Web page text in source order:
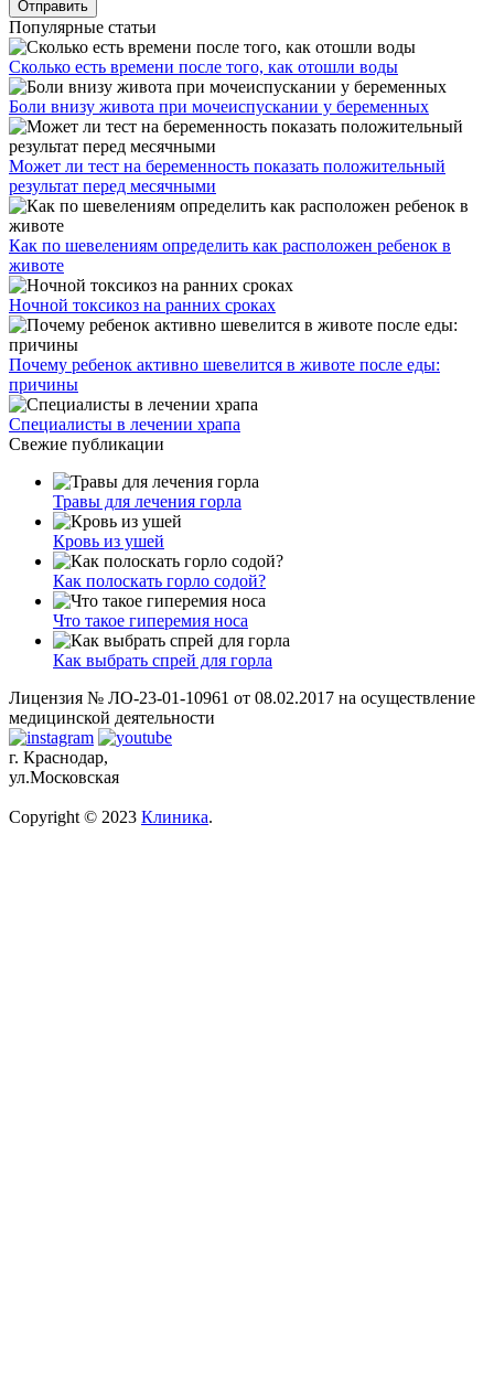
Популярные статьи
Сколько есть времени после того, как отошли воды
Боли внизу живота при мочеиспускании у беременных
Может ли тест на беременность показать положительный
результат перед месячными
Как по шевелениям определить как расположен ребенок в
животе
Ночной токсикоз на ранних сроках
Почему ребенок активно шевелится в животе после еды:
причины
Специалисты в лечении храпа
Свежие публикации
Травы для лечения горла
Кровь из ушей
Как полоскать горло содой?
Что такое гиперемия носа
Как выбрать спрей для горла
Лицензия № ЛО-23-01-10961 от 08.02.2017 на осуществление
медицинской деятельности
г. Краснодар,
ул.Московская
Copyright © 2023 Клиника.